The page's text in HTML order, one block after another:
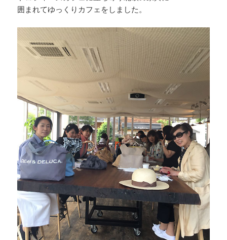
囲まれてゆっくりカフェをしました。